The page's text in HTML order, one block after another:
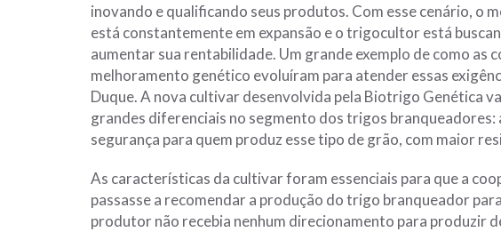
inovando e qualificando seus produtos. Com esse cenário, o
está constantemente em expansão e o trigocultor está
aumentar sua rentabilidade. Um grande exemplo de como as
melhoramento genético evoluíram para atender essas
Duque. A nova cultivar desenvolvida pela Biotrigo Genética
grandes diferenciais no segmento dos trigos
segurança para quem produz esse tipo de grão, com maior
As características da cultivar foram essenciais para que a
passasse a recomendar a produção do trigo branqueador
produtor não recebia nenhum direcionamento para produzir